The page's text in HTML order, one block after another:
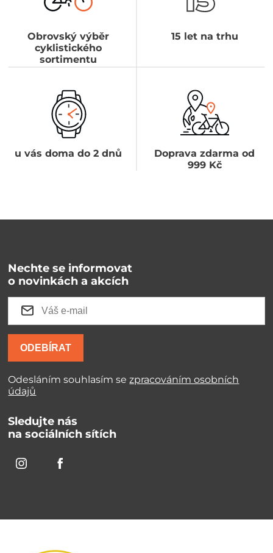
Obrovský výběr
cyklistického
sortimentu
15 let na trhu
u vás doma do 2 dnů
Doprava zdarma od
999 Kč
Nechte se informovat
o novinkách a akcích
ODEBÍRAT
Odesláním souhlasím sezpracováním osobních
údajů
Sledujte nás
na sociálních sítích